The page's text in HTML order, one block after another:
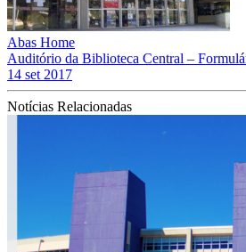
Abas Home
Auditório da Biblioteca Central –
14 set 2017
Notícias Relacionadas